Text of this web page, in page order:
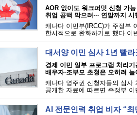
AOR 없이도 워크퍼밋 신청 가능
취업 공백 막으려··· 연말까지 시
캐나다 이민부(IRCC)가 주정부
한시적으로 완화하기로 했다.이
대서양 이민 심사 1년 빨라
경제 이민 일부 프로그램 처리기
배우자·조부모 초청은 오히려 늘
캐나다 영주권 신청자들의 심사
공개한 자료에 따르면 주정부
AI 전문인력 취업 비자 “